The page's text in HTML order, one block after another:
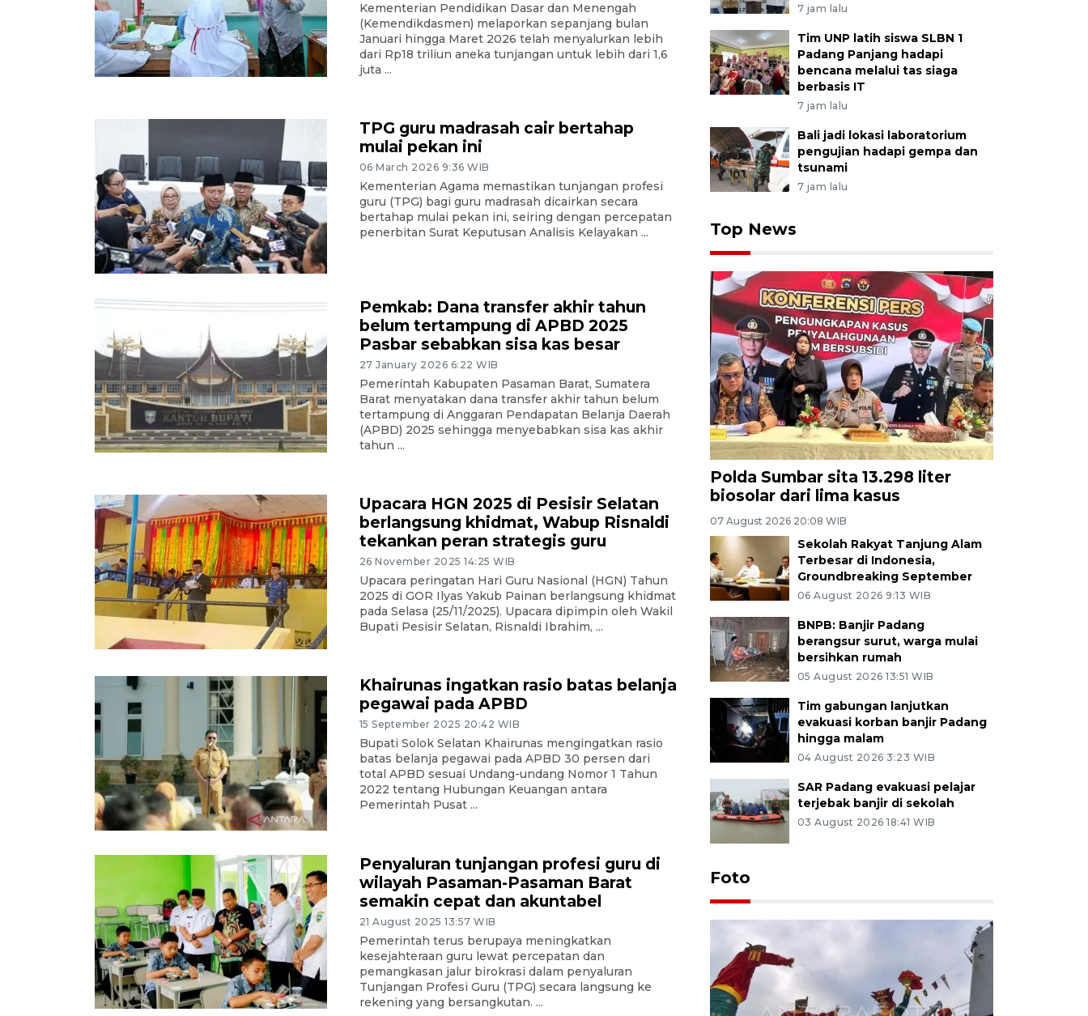
Kementerian Pendidikan Dasar dan Menengah
(Kemendikdasmen) melaporkan sepanjang bulan
Januari hingga Maret 2026 telah menyalurkan lebih
dari Rp18 triliun aneka tunjangan untuk lebih dari 1,6
juta ...
TPG guru madrasah cair bertahap
mulai pekan ini
06 March 2026 9:36 WIB
Kementerian Agama memastikan tunjangan profesi
guru (TPG) bagi guru madrasah dicairkan secara
bertahap mulai pekan ini, seiring dengan percepatan
penerbitan Surat Keputusan Analisis Kelayakan ...
Pemkab: Dana transfer akhir tahun
belum tertampung di APBD 2025
Pasbar sebabkan sisa kas besar
27 January 2026 6:22 WIB
Pemerintah Kabupaten Pasaman Barat, Sumatera
Barat menyatakan dana transfer akhir tahun belum
tertampung di Anggaran Pendapatan Belanja Daerah
(APBD) 2025 sehingga menyebabkan sisa kas akhir
tahun ...
Upacara HGN 2025 di Pesisir Selatan
berlangsung khidmat, Wabup Risnaldi
tekankan peran strategis guru
26 November 2025 14:25 WIB
Upacara peringatan Hari Guru Nasional (HGN) Tahun
2025 di GOR Ilyas Yakub Painan berlangsung khidmat
pada Selasa (25/11/2025). Upacara dipimpin oleh Wakil
Bupati Pesisir Selatan, Risnaldi Ibrahim, ...
Khairunas ingatkan rasio batas belanja
pegawai pada APBD
15 September 2025 20:42 WIB
Bupati Solok Selatan Khairunas mengingatkan rasio
batas belanja pegawai pada APBD 30 persen dari
total APBD sesuai Undang-undang Nomor 1 Tahun
2022 tentang Hubungan Keuangan antara
Pemerintah Pusat ...
Penyaluran tunjangan profesi guru di
wilayah Pasaman-Pasaman Barat
semakin cepat dan akuntabel
21 August 2025 13:57 WIB
Pemerintah terus berupaya meningkatkan
kesejahteraan guru lewat percepatan dan
pemangkasan jalur birokrasi dalam penyaluran
Tunjangan Profesi Guru (TPG) secara langsung ke
rekening yang bersangkutan. ...
7 jam lalu
Tim UNP latih siswa SLBN 1
Padang Panjang hadapi
bencana melalui tas siaga
berbasis IT
7 jam lalu
Bali jadi lokasi laboratorium
pengujian hadapi gempa dan
tsunami
7 jam lalu
Top News
Polda Sumbar sita 13.298 liter
biosolar dari lima kasus
07 August 2026 20:08 WIB
Sekolah Rakyat Tanjung Alam
Terbesar di Indonesia,
Groundbreaking September
06 August 2026 9:13 WIB
BNPB: Banjir Padang
berangsur surut, warga mulai
bersihkan rumah
05 August 2026 13:51 WIB
Tim gabungan lanjutkan
evakuasi korban banjir Padang
hingga malam
04 August 2026 3:23 WIB
SAR Padang evakuasi pelajar
terjebak banjir di sekolah
03 August 2026 18:41 WIB
Foto